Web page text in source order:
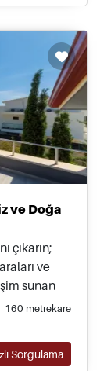
ve Doğa
çıkarın;
ve
sunan
fazla bilgi
160 metrekare
Sorgulama